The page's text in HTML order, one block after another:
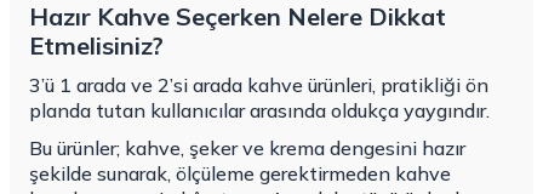
Hazır Kahve Seçerken Nelere Dikkat
Etmelisiniz?
3’ü 1 arada ve 2’si arada kahve ürünleri, pratikliği ön
planda tutan kullanıcılar arasında oldukça yaygındır.
Bu ürünler; kahve, şeker ve krema dengesini hazır
şekilde sunarak, ölçüleme gerektirmeden kahve